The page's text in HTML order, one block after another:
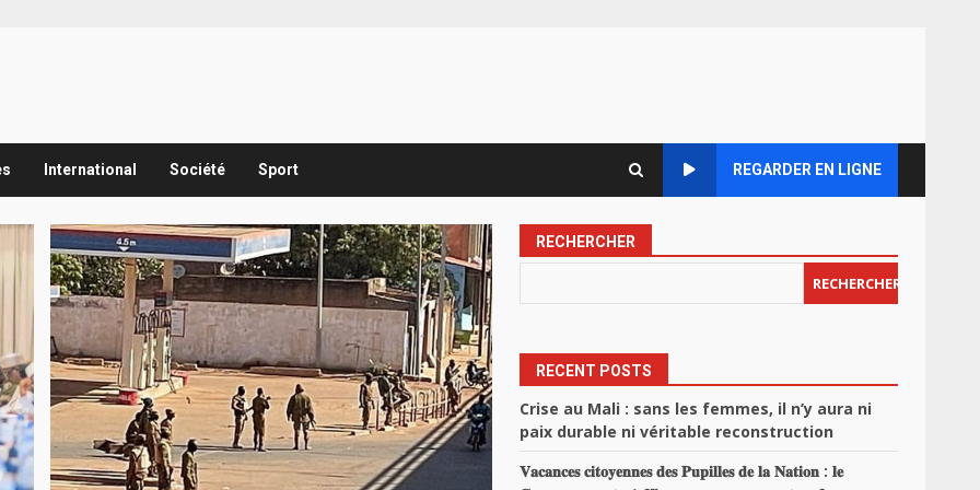
International Société Sport REGARDER EN LIGNE
RECHERCHER
RECHERCHER
RECENT POSTS
Crise au Mali : sans les femmes, il n’y aura ni
paix durable ni véritable reconstruction
𝐕𝐚𝐜𝐚𝐧𝐜𝐞𝐬 𝐜𝐢𝐭𝐨𝐲𝐞𝐧𝐧𝐞𝐬 𝐝𝐞𝐬 𝐏𝐮𝐩𝐢𝐥𝐥𝐞𝐬 𝐝𝐞 𝐥𝐚 𝐍𝐚𝐭𝐢𝐨𝐧 : 𝐥𝐞